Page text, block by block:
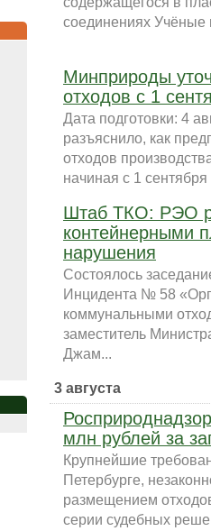
соединениях Учёные
Минприроды
отходов с 1
Дата подготовки: 4
разъяснило, как
отходов
начиная с 1
Штаб ТКО: РЭО
контейнерными
нарушения
Состоялось
Инцидента № 58
коммунальными
заместитель
Джам...
3 августа
млн рублей за
Крупнейшие
Петербурге,
размещением
серии судебных